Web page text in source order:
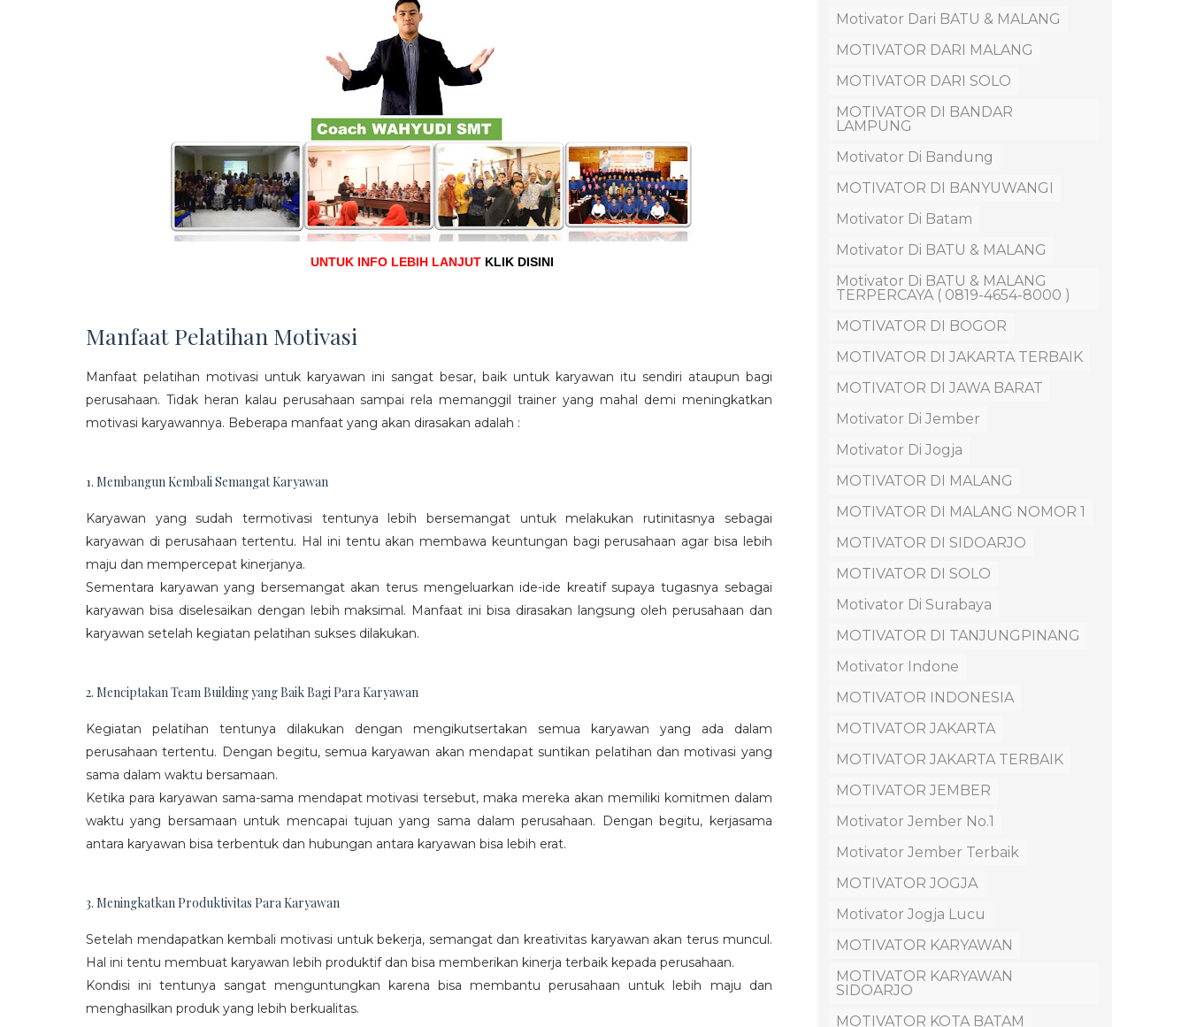
UNTUK INFO LEBIH LANJUT KLIK DISINI
Manfaat Pelatihan Motivasi
Manfaat pelatihan motivasi untuk karyawan ini sangat besar, baik untuk karyawan itu sendiri ataupun bagi
perusahaan. Tidak heran kalau perusahaan sampai rela memanggil trainer yang mahal demi meningkatkan
motivasi karyawannya. Beberapa manfaat yang akan dirasakan adalah :
1. Membangun Kembali Semangat Karyawan
Karyawan yang sudah termotivasi tentunya lebih bersemangat untuk melakukan rutinitasnya sebagai
karyawan di perusahaan tertentu. Hal ini tentu akan membawa keuntungan bagi perusahaan agar bisa lebih
maju dan mempercepat kinerjanya.
Sementara karyawan yang bersemangat akan terus mengeluarkan ide-ide kreatif supaya tugasnya sebagai
karyawan bisa diselesaikan dengan lebih maksimal. Manfaat ini bisa dirasakan langsung oleh perusahaan dan
karyawan setelah kegiatan pelatihan sukses dilakukan.
2. Menciptakan Team Building yang Baik Bagi Para Karyawan
Kegiatan pelatihan tentunya dilakukan dengan mengikutsertakan semua karyawan yang ada dalam
perusahaan tertentu. Dengan begitu, semua karyawan akan mendapat suntikan pelatihan dan motivasi yang
sama dalam waktu bersamaan.
Ketika para karyawan sama-sama mendapat motivasi tersebut, maka mereka akan memiliki komitmen dalam
waktu yang bersamaan untuk mencapai tujuan yang sama dalam perusahaan. Dengan begitu, kerjasama
antara karyawan bisa terbentuk dan hubungan antara karyawan bisa lebih erat.
3. Meningkatkan Produktivitas Para Karyawan
Setelah mendapatkan kembali motivasi untuk bekerja, semangat dan kreativitas karyawan akan terus muncul.
Hal ini tentu membuat karyawan lebih produktif dan bisa memberikan kinerja terbaik kepada perusahaan.
Kondisi ini tentunya sangat menguntungkan karena bisa membantu perusahaan untuk lebih maju dan
menghasilkan produk yang lebih berkualitas.
Motivator Dari BATU & MALANG
MOTIVATOR DARI MALANG
MOTIVATOR DARI SOLO
MOTIVATOR DI BANDAR
LAMPUNG
Motivator Di Bandung
MOTIVATOR DI BANYUWANGI
Motivator Di Batam
Motivator Di BATU & MALANG
Motivator Di BATU & MALANG
TERPERCAYA ( 0819-4654-8000 )
MOTIVATOR DI BOGOR
MOTIVATOR DI JAKARTA TERBAIK
MOTIVATOR DI JAWA BARAT
Motivator Di Jember
Motivator Di Jogja
MOTIVATOR DI MALANG
MOTIVATOR DI MALANG NOMOR 1
MOTIVATOR DI SIDOARJO
MOTIVATOR DI SOLO
Motivator Di Surabaya
MOTIVATOR DI TANJUNGPINANG
Motivator Indone
MOTIVATOR INDONESIA
MOTIVATOR JAKARTA
MOTIVATOR JAKARTA TERBAIK
MOTIVATOR JEMBER
Motivator Jember No.1
Motivator Jember Terbaik
MOTIVATOR JOGJA
Motivator Jogja Lucu
MOTIVATOR KARYAWAN
MOTIVATOR KARYAWAN
SIDOARJO
MOTIVATOR KOTA BATAM